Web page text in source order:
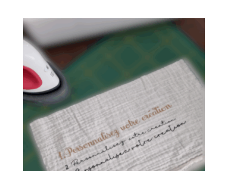
19,00 €
à
22,00 €